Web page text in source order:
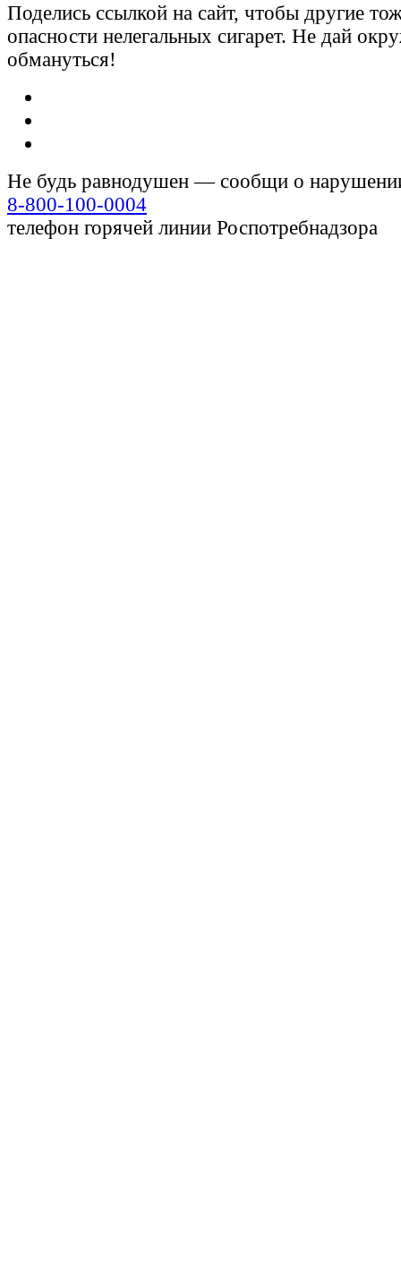
Поделись ссылкой на сайт, чтобы другие
опасности нелегальных сигарет. Не дай
обмануться!
Не будь равнодушен — сообщи о
8-800-100-0004
телефон горячей линии Роспотребнадзора